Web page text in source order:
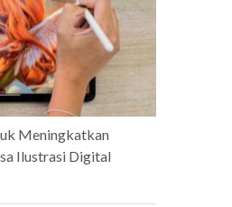
Meningkatkan
Ilustrasi Digital